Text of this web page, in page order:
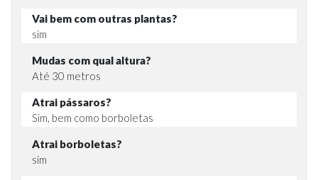
Vai bem com outras plantas?
sim
Mudas com qual altura?
Até 30 metros
Atrai pássaros?
Sim, bem como borboletas
Atrai borboletas?
sim